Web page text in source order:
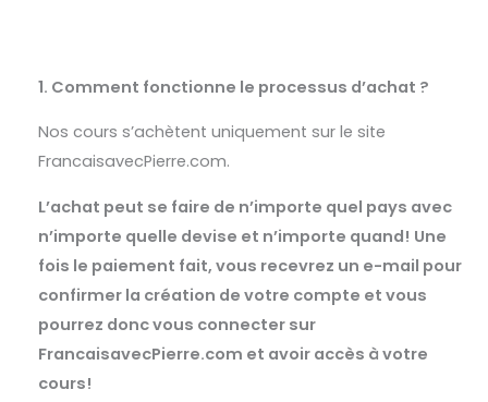
1. Comment fonctionne le processus d’achat ?
Nos cours s’achètent uniquement sur le site
FrancaisavecPierre.com.
L’achat peut se faire de n’importe quel pays avec
n’importe quelle devise et n’importe quand! Une
fois le paiement fait, vous recevrez un e-mail pour
confirmer la création de votre compte et vous
pourrez donc vous connecter sur
FrancaisavecPierre.com et avoir accès à votre
cours!